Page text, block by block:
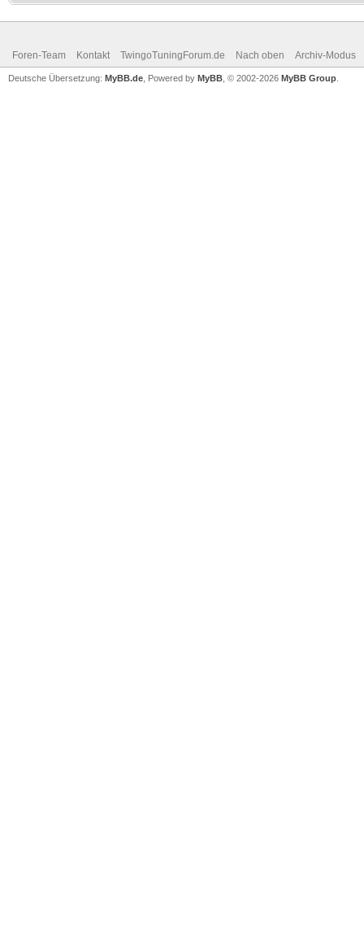
Foren-Team Kontakt TwingoTuningForum.de Nach oben Archiv-Modus
Deutsche Übersetzung: MyBB.de , Powered by MyBB , © 2002-2026 MyBB Group